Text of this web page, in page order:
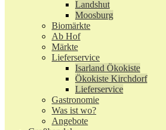
Landshut
Moosburg
Biomärkte
Ab Hof
Märkte
Lieferservice
Isarland Ökokiste
Ökokiste Kirchdorf
Lieferservice
Gastronomie
Was ist wo?
Angebote